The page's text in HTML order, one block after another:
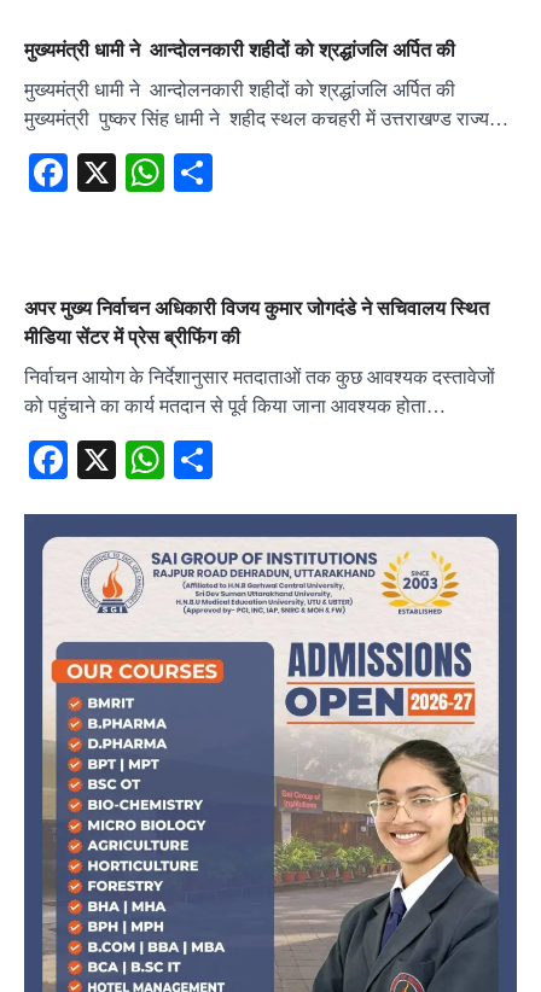
मुख्यमंत्री धामी ने आन्दोलनकारी शहीदों को श्रद्धांजलि अर्पित की
मुख्यमंत्री धामी ने आन्दोलनकारी शहीदों को श्रद्धांजलि अर्पित की
मुख्यमंत्री पुष्कर सिंह धामी ने शहीद स्थल कचहरी में उत्तराखण्ड राज्य…
Facebook
X WhatsApp
अपर मुख्य निर्वाचन अधिकारी विजय कुमार जोगदंडे ने सचिवालय स्थित
मीडिया सेंटर में प्रेस ब्रीफिंग की
निर्वाचन आयोग के निर्देशानुसार मतदाताओं तक कुछ आवश्यक दस्तावेजों
को पहुंचाने का कार्य मतदान से पूर्व किया जाना आवश्यक होता…
Facebook
X WhatsApp